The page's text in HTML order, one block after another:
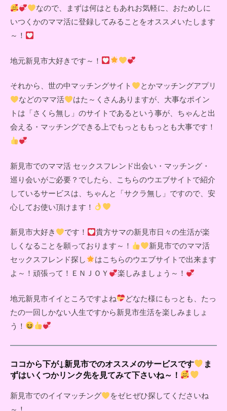
なので、まずは何はともあれお気軽に、おためしに
いつくかのママ活に登録してみることをオススメいたします
～！
地元新見市大好きです～！
それから、世の中マッチングサイト
とかマッチングアプリ
などのママ活
はた～くさんありますが、大事なポイン
トは「さくら無し」のサイトであるという事が、ちゃんと出
会える・マッチングできる上でもっとももっとも大事です！
新見市でのママ活 セックスフレンド出会い・マッチング・
巡り会いがご必要？でしたら、こちらのウエブサイトで紹介
しているサービスは、ちゃんと「サクラ無し」ですので、安
心してお使い頂けます！
新見市大好き です！
貴方サマの新見市日々の生活が楽
しくなることを願っております～！
新見市でのママ活
セックスフレンド探し
はこちらのウエブサイトで出来ます
よ～！頑張って！ＥＮＪＯＹ
楽しみましょう～！
地元新見市イイところですよね
どなた様にもっとも、たっ
たの一回しかない人生ですから新見市生活を楽しみましょ
う！
ココから下が↓新見市でのオススメのサービスです
ま
ずはいくつかリンク先を見てみて下さいね～！
新見市でのイイマッチング
をゼヒぜひ探してくださいね